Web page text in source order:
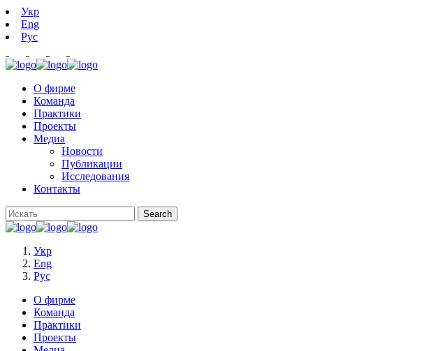
Укр
Eng
Рус
О фирме
Команда
Практики
Проекты
Медиа
Новости
Публикации
Исследования
Контакты
Укр
Eng
Рус
О фирме
Команда
Практики
Проекты